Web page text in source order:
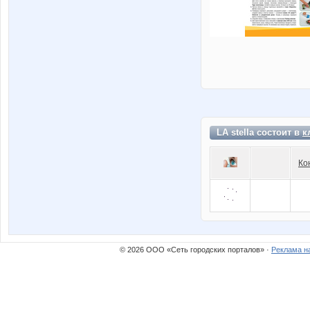
LA stella состоит в
© 2026 ООО «Сеть городских порталов» · Реклама